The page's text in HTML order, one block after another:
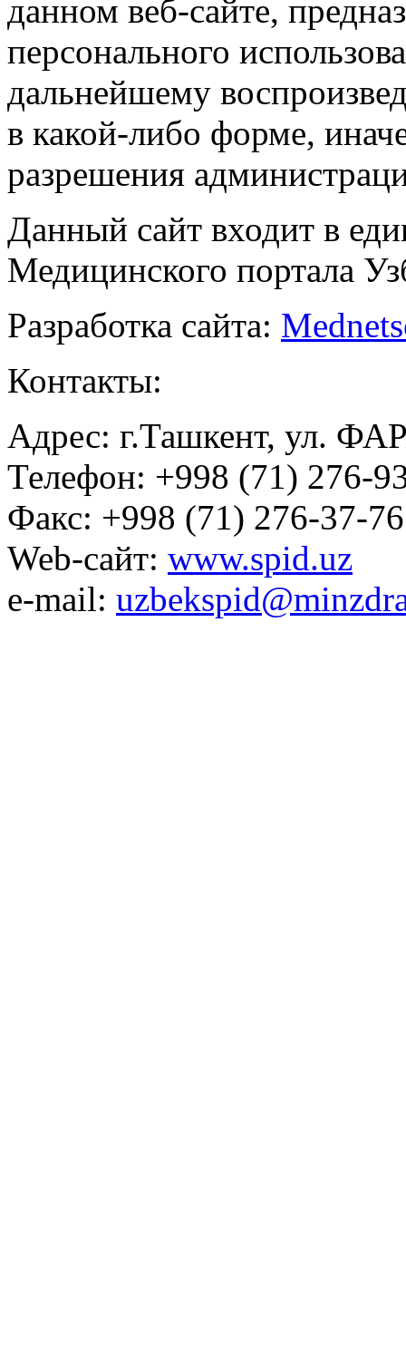
данном веб-сайте,
персонального
дальнейшему
в какой-либо форме,
разрешения
Данный сайт входит в
Медицинского портала
Разработка сайта:
Контакты:
Адрес: г.Ташкент, ул.
Телефон: +998 (71) 276-
Факс: +998 (71) 276-37-76
Web-сайт: www.spid.uz
e-mail: